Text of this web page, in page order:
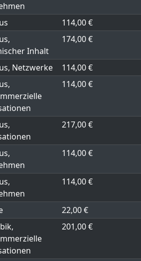
114,00 €
Inhalt
174,00 €
Netzwerke
114,00 €
114,00 €
217,00 €
114,00 €
114,00 €
22,00 €
201,00 €